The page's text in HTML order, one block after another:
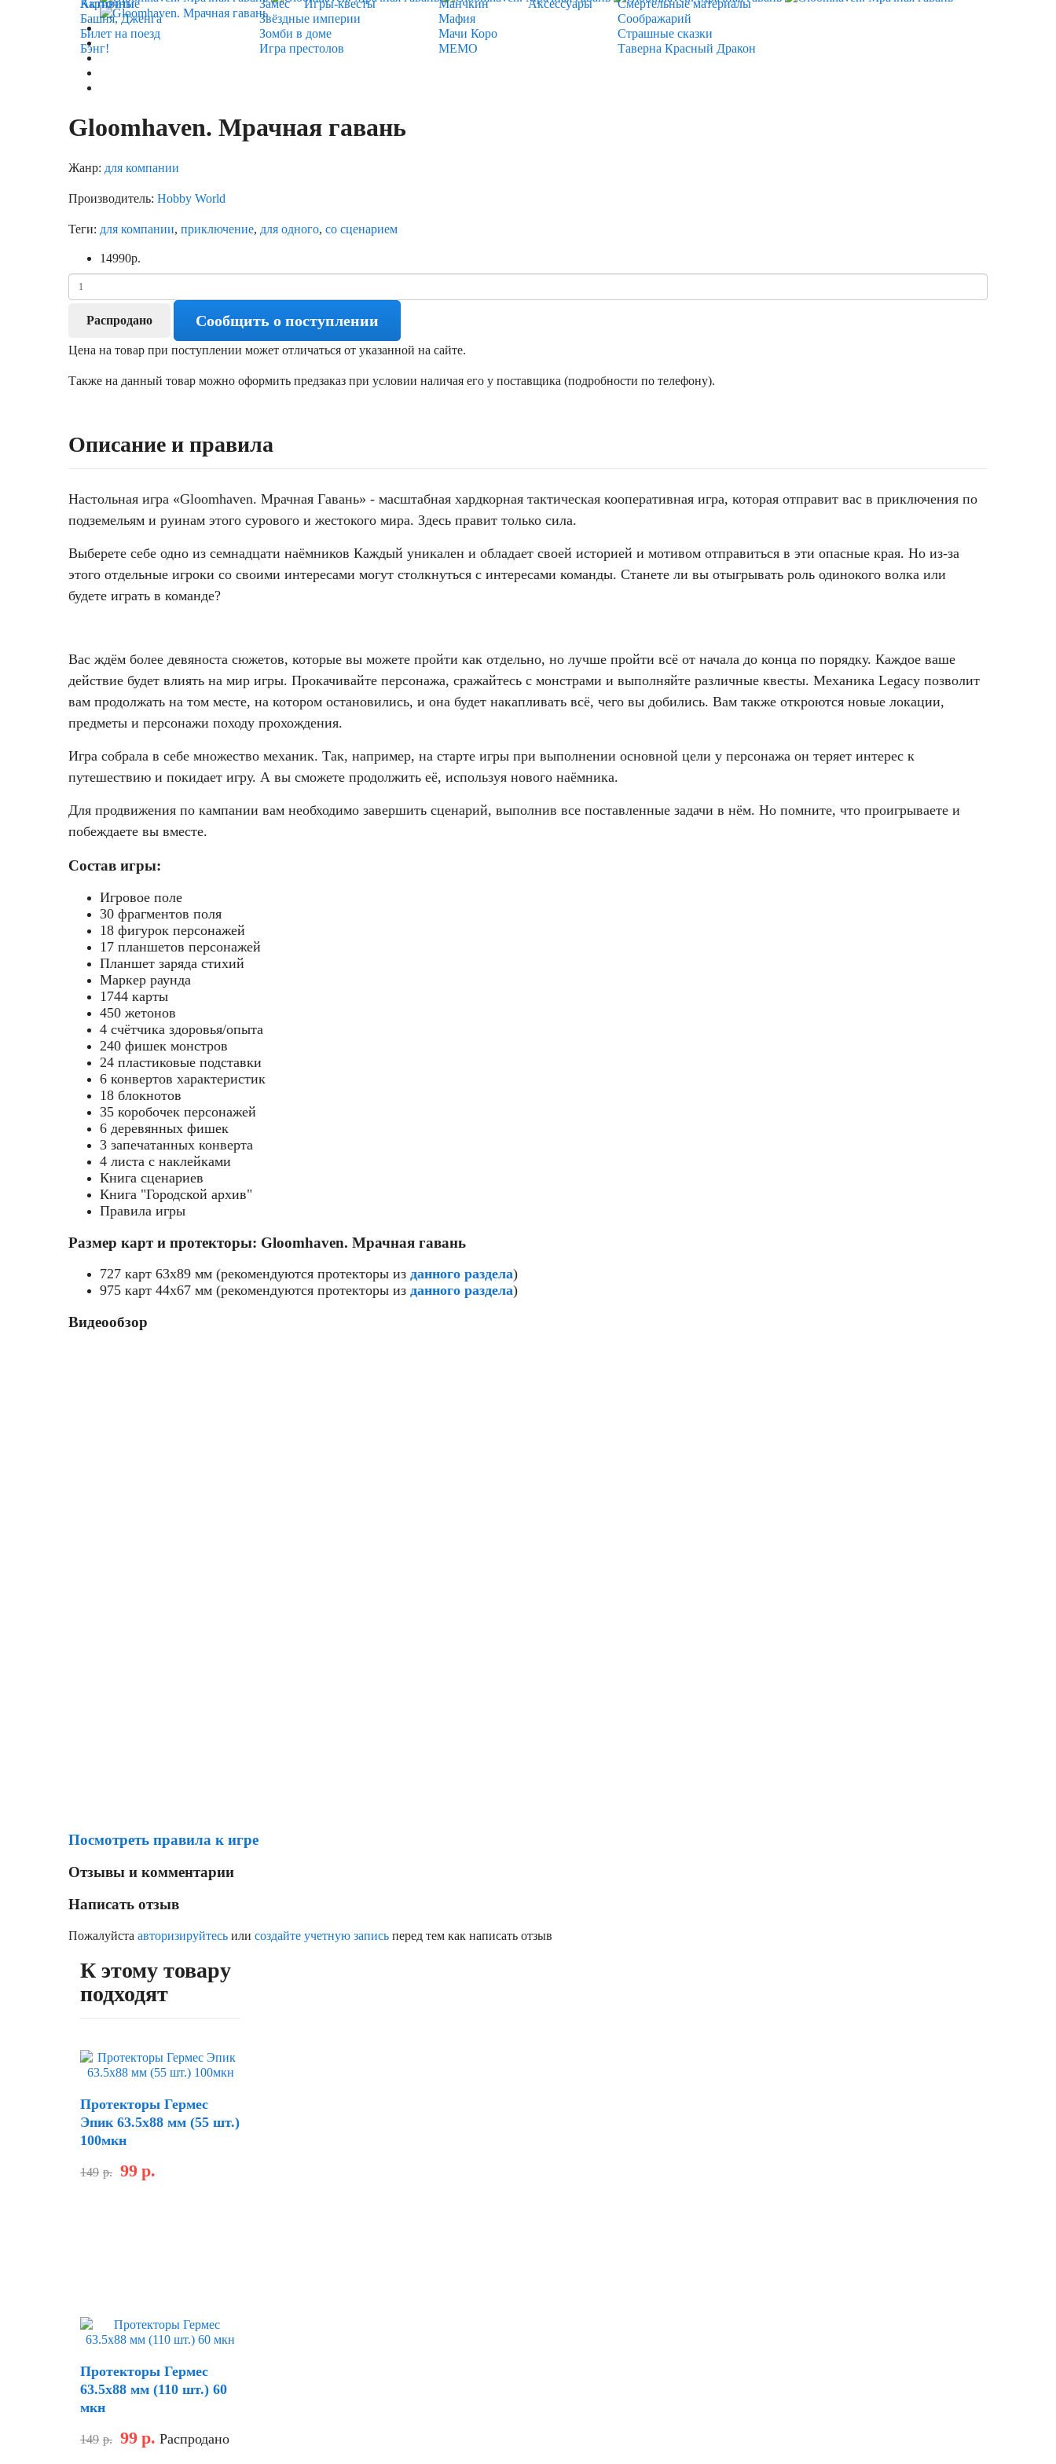
Карточные
Игры-квесты
Аксессуары
Активити
Башня, Дженга
Билет на поезд
Бэнг!
Замес
Звёздные империи
Зомби в доме
Игра престолов
Манчкин
Мафия
Мачи Коро
МЕМО
Смертельные материалы
Соображарий
Страшные сказки
Таверна Красный Дракон
Gloomhaven. Мрачная гавань
Жанр: для компании
Производитель: Hobby World
Теги: для компании, приключение, для одного, со сценарием
14990р.
Распродано Сообщить о поступлении
Цена на товар при поступлении может отличаться от указанной на сайте.
Также на данный товар можно оформить предзаказ при условии наличая его у поставщика (подробности по телефону).
Описание и правила
Настольная игра «Gloomhaven. Мрачная Гавань» - масштабная хардкорная тактическая кооперативная игра, которая отправит вас в приключения по
подземельям и руинам этого сурового и жестокого мира. Здесь правит только сила.
Выберете себе одно из семнадцати наёмников Каждый уникален и обладает своей историей и мотивом отправиться в эти опасные края. Но из-за
этого отдельные игроки со своими интересами могут столкнуться с интересами команды. Станете ли вы отыгрывать роль одинокого волка или
будете играть в команде?
Вас ждём более девяноста сюжетов, которые вы можете пройти как отдельно, но лучше пройти всё от начала до конца по порядку. Каждое ваше
действие будет влиять на мир игры. Прокачивайте персонажа, сражайтесь с монстрами и выполняйте различные квесты. Механика Legacy позволит
вам продолжать на том месте, на котором остановились, и она будет накапливать всё, чего вы добились. Вам также откроются новые локации,
предметы и персонажи походу прохождения.
Игра собрала в себе множество механик. Так, например, на старте игры при выполнении основной цели у персонажа он теряет интерес к
путешествию и покидает игру. А вы сможете продолжить её, используя нового наёмника.
Для продвижения по кампании вам необходимо завершить сценарий, выполнив все поставленные задачи в нём. Но помните, что проигрываете и
побеждаете вы вместе.
Состав игры:
Игровое поле
30 фрагментов поля
18 фигурок персонажей
17 планшетов персонажей
Планшет заряда стихий
Маркер раунда
1744 карты
450 жетонов
4 счётчика здоровья/опыта
240 фишек монстров
24 пластиковые подставки
6 конвертов характеристик
18 блокнотов
35 коробочек персонажей
6 деревянных фишек
3 запечатанных конверта
4 листа с наклейками
Книга сценариев
Книга "Городской архив"
Правила игры
Размер карт и протекторы: Gloomhaven. Мрачная гавань
727 карт 63x89 мм (рекомендуются протекторы из данного раздела)
975 карт 44x67 мм (рекомендуются протекторы из данного раздела)
Видеообзор
Посмотреть правила к игре
Отзывы и комментарии
Написать отзыв
Пожалуйста авторизируйтесь или создайте учетную запись перед тем как написать отзыв
К этому товару
подходят
Протекторы Гермес
Эпик 63.5х88 мм (55 шт.)
100мкн
149 р. 99 р.
Протекторы Гермес
63.5х88 мм (110 шт.) 60
мкн
149 р. 99 р. Распродано